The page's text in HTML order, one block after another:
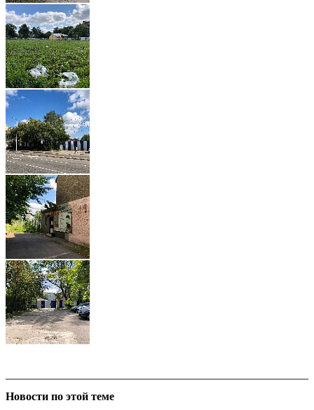
Новости по этой теме